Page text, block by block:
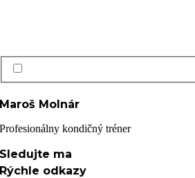
Maroš Molnár
Profesionálny kondičný tréner
Sledujte ma
Rýchle odkazy